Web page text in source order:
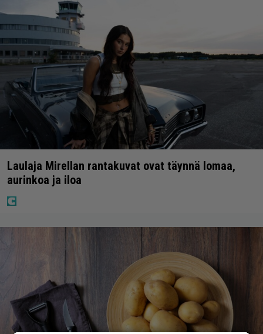
Laulaja Mirellan rantakuvat ovat täynnä lomaa,
aurinkoa ja iloa